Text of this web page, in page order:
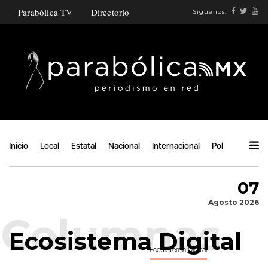
Parabólica TV Directorio Síguenos:
Inicio Local Estatal Nacional Internacional Política
07
Agosto 2026
Ecosistema Digital
Ecosistema Digital